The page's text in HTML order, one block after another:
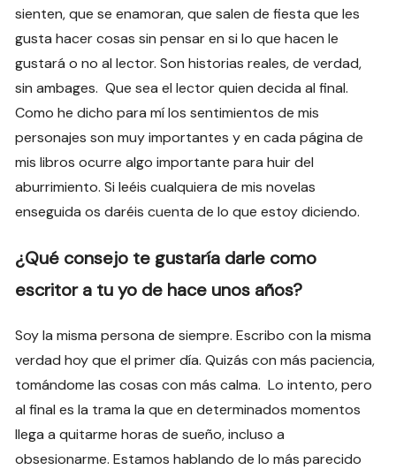
sienten, que se enamoran, que salen de fiesta que les
gusta hacer cosas sin pensar en si lo que hacen le
gustará o no al lector. Son historias reales, de verdad,
sin ambages. Que sea el lector quien decida al final.
Como he dicho para mí los sentimientos de mis
personajes son muy importantes y en cada página de
mis libros ocurre algo importante para huir del
aburrimiento. Si leéis cualquiera de mis novelas
enseguida os daréis cuenta de lo que estoy diciendo.
¿Qué consejo te gustaría darle como
escritor a tu yo de hace unos años?
Soy la misma persona de siempre. Escribo con la misma
verdad hoy que el primer día. Quizás con más paciencia,
tomándome las cosas con más calma. Lo intento, pero
al final es la trama la que en determinados momentos
llega a quitarme horas de sueño, incluso a
obsesionarme. Estamos hablando de lo más parecido